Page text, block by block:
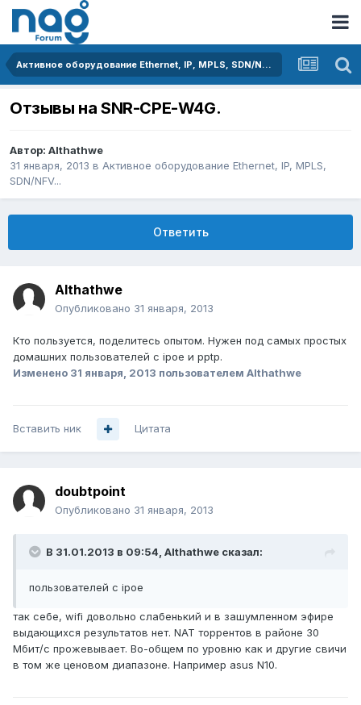
Активное оборудование Ethernet, IP, MPLS, SDN/NFV...
Отзывы на SNR-CPE-W4G.
Автор: Althathwe
31 января, 2013 в Активное оборудование Ethernet, IP, MPLS,
SDN/NFV...
Ответить
Althathwe
Опубликовано 31 января, 2013
Кто пользуется, поделитесь опытом. Нужен под самых простых
домашних пользователей с ipoe и pptp.
Изменено 31 января, 2013 пользователем Althathwe
Вставить ник Цитата
doubtpoint
Опубликовано 31 января, 2013
В 31.01.2013 в 09:54, Althathwe сказал:
пользователей с ipoe
так себе, wifi довольно слабенький и в зашумленном эфире
выдающихся результатов нет. NAT торрентов в районе 30
Мбит/с прожевывает. Во-общем по уровню как и другие свичи
в том же ценовом диапазоне. Например asus N10.